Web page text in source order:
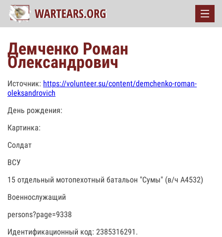
Демченко Роман
Олександрович
Источник: https://volunteer.su/content/demchenko-roman-
oleksandrovich
День рождения:
Картинка:
Солдат
ВСУ
15 отдельный мотопехотный батальон "Сумы" (в/ч А4532)
Военнослужащий
persons?page=9338
Идентификационный код: 2385316291.